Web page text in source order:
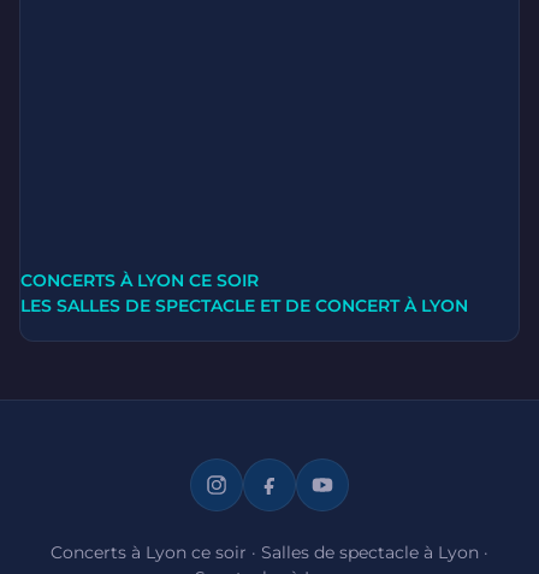
CONCERTS À LYON CE SOIR
LES SALLES DE SPECTACLE ET DE CONCERT À LYON
Concerts à Lyon ce soir · Salles de spectacle à Lyon ·